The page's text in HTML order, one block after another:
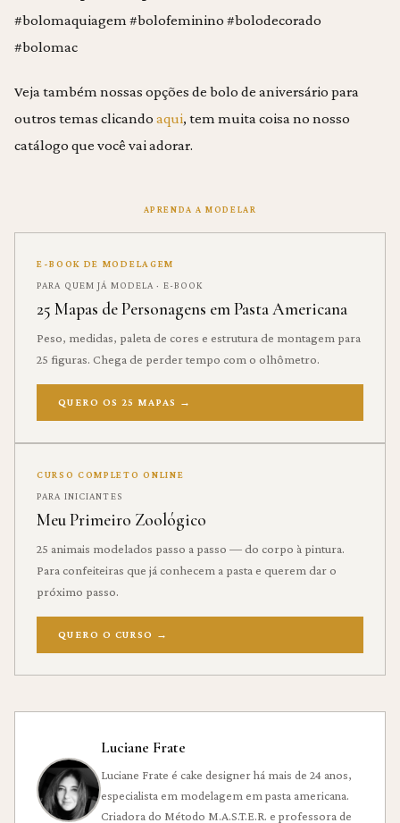
#bolomaquiagem #bolofeminino #bolodecorado
#bolomac
Veja também nossas opções de bolo de aniversário para
outros temas clicando aqui, tem muita coisa no nosso
catálogo que você vai adorar.
APRENDA A MODELAR
E-BOOK DE MODELAGEM
PARA QUEM JÁ MODELA · E-BOOK
25 Mapas de Personagens em Pasta Americana
Peso, medidas, paleta de cores e estrutura de montagem para
25 figuras. Chega de perder tempo com o olhômetro.
QUERO OS 25 MAPAS →
CURSO COMPLETO ONLINE
PARA INICIANTES
Meu Primeiro Zoológico
25 animais modelados passo a passo — do corpo à pintura.
Para confeiteiras que já conhecem a pasta e querem dar o
próximo passo.
QUERO O CURSO →
Luciane Frate
Luciane Frate é cake designer há mais de 24 anos,
especialista em modelagem em pasta americana.
Criadora do Método M.A.S.T.E.R. e professora de